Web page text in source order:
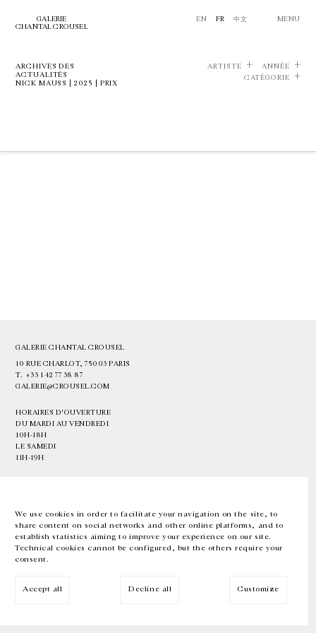
We use cookies in order to facilitate your navigation on the site, to
share content on social networks and other online platforms, and to
establish statistics aiming to improve your experience on our site.
Technical cookies cannot be configured, but the others require your
consent.
Accept all Decline all Customize
GALERIE
CHANTAL CROUSEL
EN FR 中文 MENU
ARCHIVES DES
ACTUALITÉS
NICK MAUSS | 2025 | PRIX
ARTISTE
ANNÉE
CATÉGORIE
GALERIE CHANTAL CROUSEL
10 RUE CHARLOT, 75003 PARIS
T. +33 1 42 77 38 87
GALERIE@CROUSEL.COM
HORAIRES D'OUVERTURE
DU MARDI AU VENDREDI
10H-18H
LE SAMEDI
11H-19H
EN FR 中文 Facebook Instagram
Inscrivez-vous à notre newsletter